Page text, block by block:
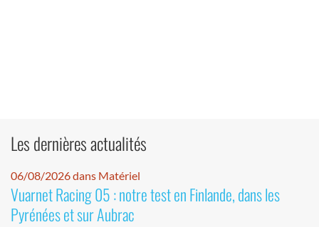
Les dernières actualités
06/08/2026 dans Matériel
Vuarnet Racing 05 : notre test en Finlande, dans les
Pyrénées et sur Aubrac